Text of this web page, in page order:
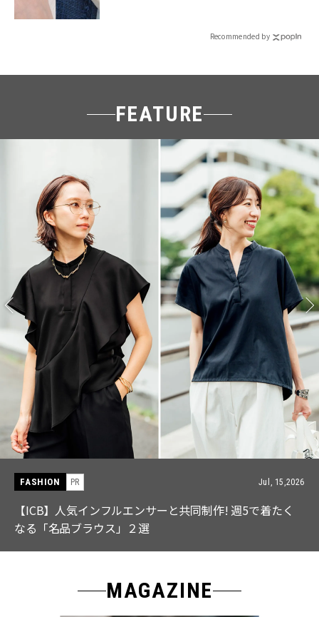
Recommended by
FEATURE
FASHION PR Jul, 15,2026
【ICB】人気インフルエンサーと共同制作! 週5で着たく
なる「名品ブラウス」２選
MAGAZINE